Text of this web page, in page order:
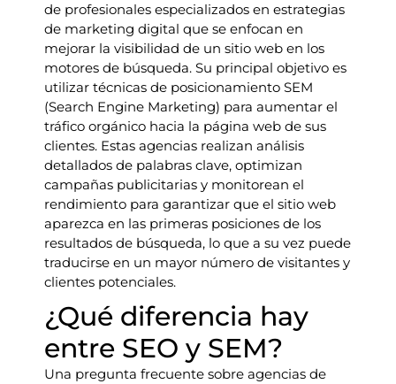
de profesionales especializados en estrategias
de marketing digital que se enfocan en
mejorar la visibilidad de un sitio web en los
motores de búsqueda. Su principal objetivo es
utilizar técnicas de posicionamiento SEM
(Search Engine Marketing) para aumentar el
tráfico orgánico hacia la página web de sus
clientes. Estas agencias realizan análisis
detallados de palabras clave, optimizan
campañas publicitarias y monitorean el
rendimiento para garantizar que el sitio web
aparezca en las primeras posiciones de los
resultados de búsqueda, lo que a su vez puede
traducirse en un mayor número de visitantes y
clientes potenciales.
¿Qué diferencia hay
entre SEO y SEM?
Una pregunta frecuente sobre agencias de